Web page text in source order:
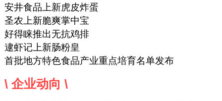
安井食品上新虎皮炸蛋
圣农上新脆爽掌中宝
好得睐推出无抗鸡排
逮虾记上新肠粉皇
首批地方特色食品产业重点培育名单发布
\ 企业动向 \